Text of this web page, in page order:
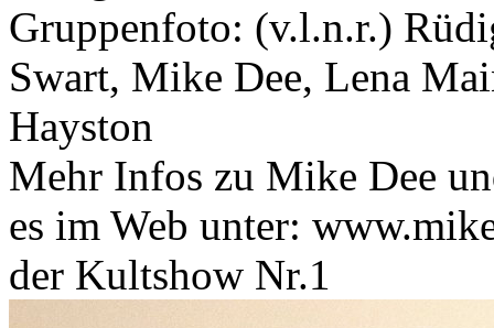
Gruppenfoto: (v.l.n.r.)
Swart, Mike Dee, Lena
Hayston
Mehr Infos zu Mike Dee
es im Web unter:
der Kultshow Nr.1